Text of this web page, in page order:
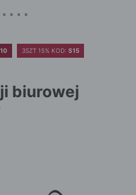
3SZT 15% KOD: S15
biurowej